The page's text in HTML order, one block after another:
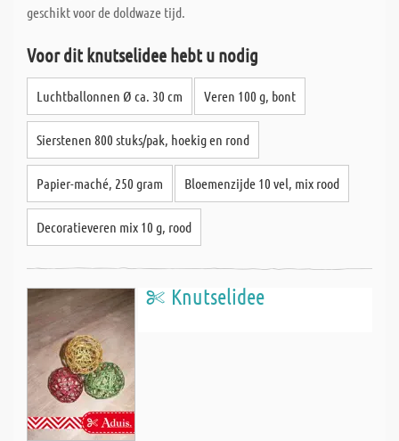
geschikt voor de doldwaze tijd.
Voor dit knutselidee hebt u nodig
Luchtballonnen Ø ca. 30 cm Veren 100 g, bont
Sierstenen 800 stuks/pak, hoekig en rond
Papier-maché, 250 gram Bloemenzijde 10 vel, mix rood
Decoratieveren mix 10 g, rood
Knutselidee